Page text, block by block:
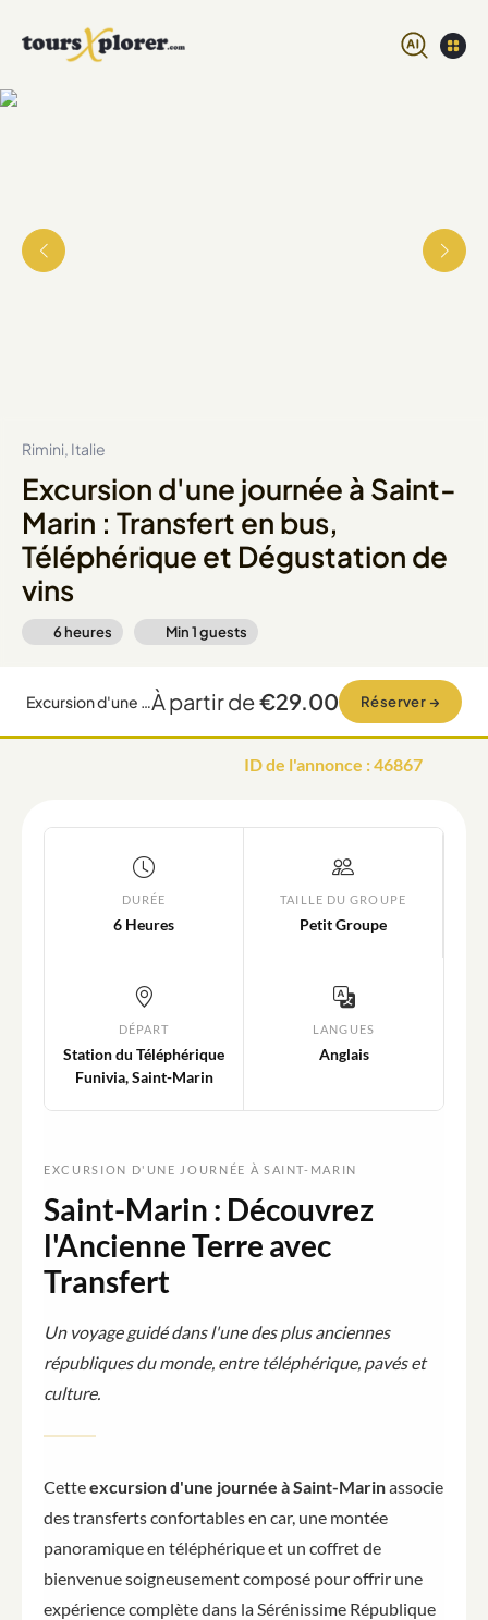
Rimini, Italie
Excursion d'une journée à Saint-
Marin : Transfert en bus,
Téléphérique et Dégustation de
vins
6 heures Min1guests
Excursion d'une journée à Saint-Marin : Transfert en bus, Téléphérique et Dégustation de vinsÀ partir de€29.00 Réserver →
ID de l'annonce :46867
DURÉE
6 Heures
TAILLE DU GROUPE
Petit Groupe
DÉPART
Station du Téléphérique
Funivia, Saint-Marin
LANGUES
Anglais
EXCURSION D'UNE JOURNÉE À SAINT-MARIN
Saint-Marin : Découvrez
l'Ancienne Terre avec
Transfert
Un voyage guidé dans l'une des plus anciennes
républiques du monde, entre téléphérique, pavés et
culture.
Cetteexcursion d'une journée à Saint-Marinassocie
des transferts confortables en car, une montée
panoramique en téléphérique et un coffret de
bienvenue soigneusement composé pour offrir une
expérience complète dans la Sérénissime République